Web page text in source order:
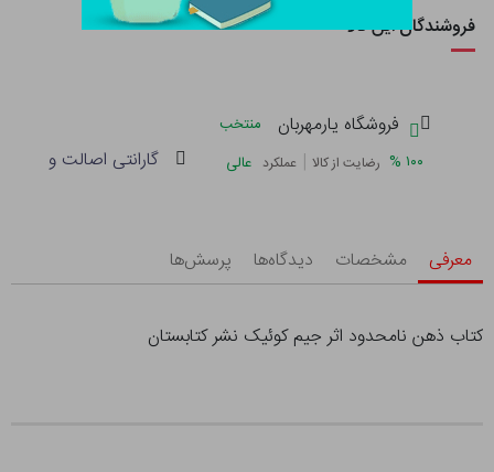
فروشندگان این کالا
فروشگاه یارمهربان
منتخب
۱۰۰ % رضایت از کالا | عملکرد عالی گارانتی اصالت و
معرفی مشخصات دیدگاه‌ها پرسش‌ها
کتاب ذهن نامحدود اثر جیم کوئیک نشر کتابستان